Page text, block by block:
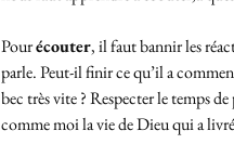
Pour écouter, il faut bannir les
parle. Peut-il finir ce qu’il a
bec très vite ? Respecter le temps
comme moi la vie de Dieu qui a